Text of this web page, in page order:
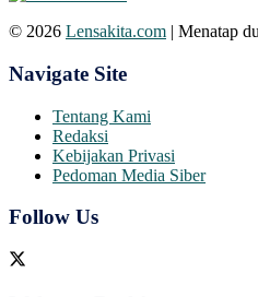
© 2026 Lensakita.com | Menatap
Navigate Site
Tentang Kami
Redaksi
Kebijakan Privasi
Pedoman Media Siber
Follow Us